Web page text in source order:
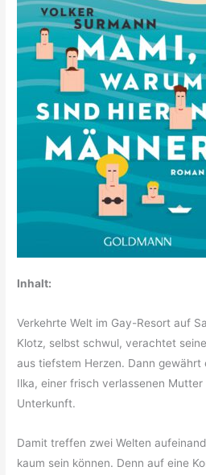
Inhalt:
Verkehrte Welt im Gay-Resort auf
Klotz, selbst schwul, verachtet
aus tiefstem Herzen. Dann gewährt
Ilka, einer frisch verlassenen
Unterkunft.
Damit treffen zwei Welten
kaum sein können. Denn auf eine